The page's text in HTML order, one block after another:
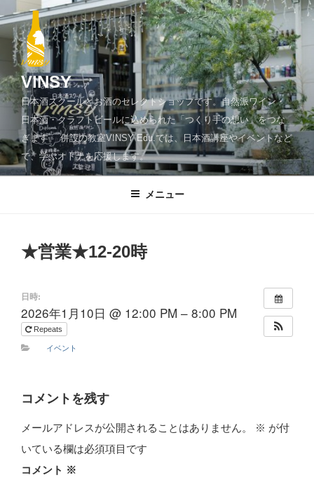
ン
ツ
へ
ッ
プ
VINSY
日本酒スクールとお酒のセレクトショップです。自然派ワイン・
日本酒・クラフトビールに込められた「つくり手の想い」をつな
ぎます。 併設の教室VINSY Edu.では、日本酒講座やイベントなど
で、学ぶオトナを応援します。
メニュー
★営業★12-20時
日時:
2026年1月10日 @ 12:00 PM – 8:00 PM
Repeats
イベント
コメントを残す
メールアドレスが公開されることはありません。 ※ が付
いている欄は必須項目です
コメント ※